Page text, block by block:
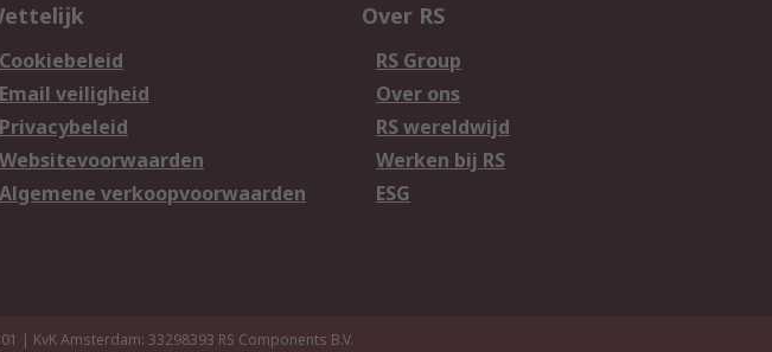
Cookiebeleid
Email veiligheid
Privacybeleid
Websitevoorwaarden
Algemene verkoopvoorwaarden
Over RS
RS Group
Over ons
RS wereldwijd
Werken bij RS
ESG
| KvK Amsterdam: 33298393 RS Components B.V.